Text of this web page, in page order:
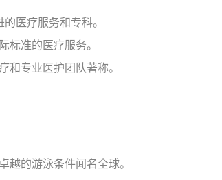
的医疗服务和专科。
标准的医疗服务。
和专业医护团队著称。
越的游泳条件闻名全球。